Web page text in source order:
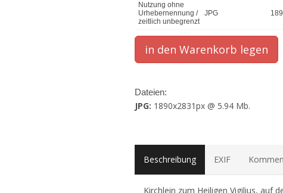
Nutzung ohne
Urhebernennung /
zeitlich unbegrenzt
JPG
Dateien:
JPG: 1890x2831px @ 5.94 Mb.
Beschreibung EXIF
Kirchlein zum Heiligen Vigilius, auf